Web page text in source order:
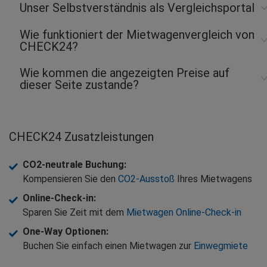
Unser Selbstverständnis als Vergleichsportal
Wie funktioniert der Mietwagenvergleich von
CHECK24?
Wie kommen die angezeigten Preise auf
dieser Seite zustande?
CHECK24 Zusatzleistungen
CO2-neutrale Buchung:
Kompensieren Sie den CO2-Ausstoß Ihres Mietwagens
Online-Check-in:
Sparen Sie Zeit mit dem Mietwagen Online-Check-in
One-Way Optionen:
Buchen Sie einfach einen Mietwagen zur Einwegmiete